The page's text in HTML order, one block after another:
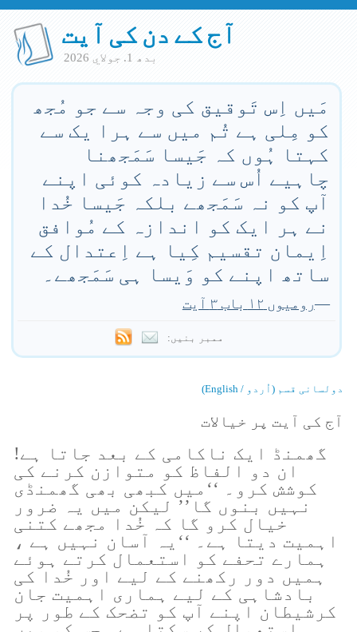
آج کے دن کی آیت
بدھ 1. جولاي 2026
مَیں اِس تَوقیق کی وجہ سے جو مُجھ
کو مِلی ہے تُم میں سے ہرا یک سے
کہتا ہُوں کہ جَیسا سَمَجھنا
چاہیے اُس سے زیادہ کوئی اپنے
آپ کو نہ سَمَجھے بلکہ جَیسا خُدا
نے ہر ایک کو اندازہ کے مُوافق
اِیمان تقسیم کِیا ہے اِعتدال کے
ساتھ اپنے کو وَیسا ہی سَمَجھے۔
—رومیوں ۱۲ باب ۳ آیت
ممبر بنیں:
دولسانی قسم (اُردو / English)
آج کی آیت پر خیالات
گھمنڈ ایک ناکامی کے بعد جاتا ہے!
ان دو الفاظ کو متوازن کرنے کی
کوشش کرو۔ ‘‘میں کبھی بھی گھمنڈی
نہیں بنوں گا’’ لیکن میں یہ ضرور
خیال کرو گا کہ خُدا مجھے کتنی
اہمیت دیتا ہے۔ ‘‘یہ آسان نہیں ہے ،
ہمارے تحفے کو استعمال کرتے ہوئے
ہمیں دور رکھنے کے لیے اور خُدا کی
بادشاہی کے لیے ہماری اہمیت جان
کرشیطان اپنے آپ کو تضحک کے طور پر